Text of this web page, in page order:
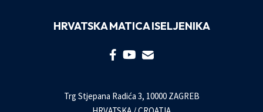
HRVATSKA MATICA ISELJENIKA
Trg Stjepana Radića 3, 10000 ZAGREB